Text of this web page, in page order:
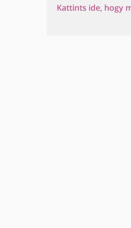
Kattints ide, hogy